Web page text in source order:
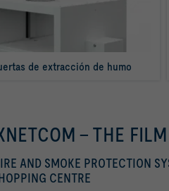
de extracción de humo
– THE FILM
AND SMOKE PROTECTION
CENTRE